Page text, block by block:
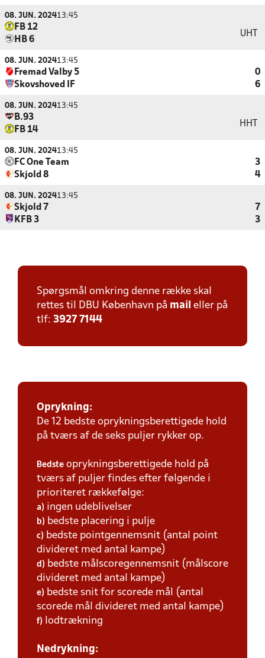
08. JUN. 202413:45
FB 12
HB 6
UHT
08. JUN. 202413:45
Fremad Valby 5
0
Skovshoved IF
6
08. JUN. 202413:45
B.93
FB 14
HHT
08. JUN. 202413:45
FC One Team
3
Skjold 8
4
08. JUN. 202413:45
Skjold 7
7
KFB 3
3
Spørgsmål omkring denne række skal
rettes til DBU København på mail eller på
tlf: 3927 7144
Oprykning:
De 12 bedste oprykningsberettigede hold
på tværs af de seks puljer rykker op.
Bedste oprykningsberettigede hold på
tværs af puljer findes efter følgende i
prioriteret rækkefølge:
a) ingen udeblivelser
b) bedste placering i pulje
c) bedste pointgennemsnit (antal point
divideret med antal kampe)
d) bedste målscoregennemsnit (målscore
divideret med antal kampe)
e) bedste snit for scorede mål (antal
scorede mål divideret med antal kampe)
f) lodtrækning
Nedrykning: